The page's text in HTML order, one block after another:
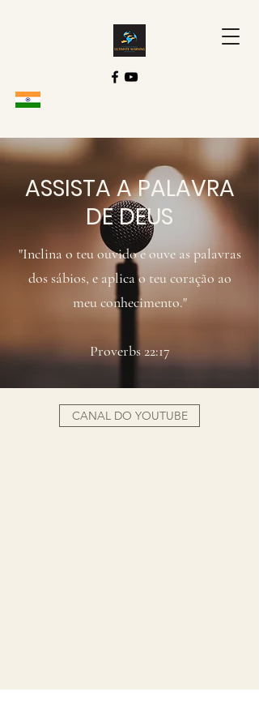
ASSISTA A PALAVRA
DE DEUS
"Inclina o teu ouvido e ouve as palavras
dos sábios, e aplica o teu coração ao
meu conhecimento."
Proverbs 22:17
CANAL DO YOUTUBE